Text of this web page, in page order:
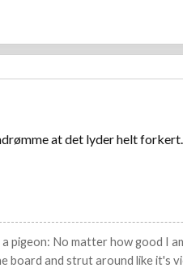
at det lyder helt forkert.
pigeon: No matter how good I
board and strut around like it's